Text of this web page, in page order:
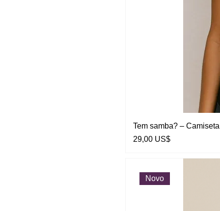
Tem samba? –
Preço
29,00 US$
Novo